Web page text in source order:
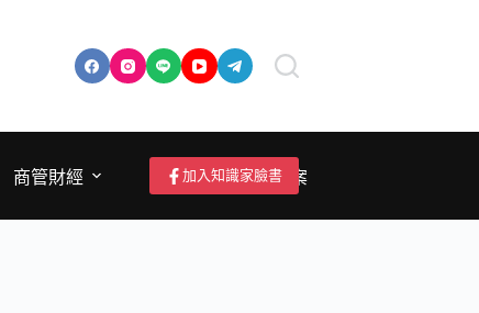
商管財經 成為作者/投稿/提案
加入知識家臉書